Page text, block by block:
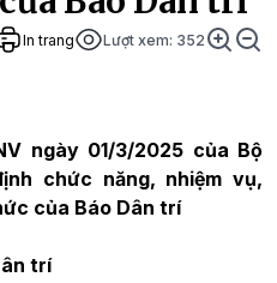
In trang Lượt xem: 352
ngày 01/3/2025 của Bộ
chức năng, nhiệm vụ,
của Báo Dân trí
trí